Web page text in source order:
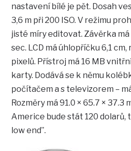
nastavení bílé je pět. Dosah
3,6 m při 200 ISO. V režimu
jisté míry editovat. Závěrka má
sec. LCD má úhlopříčku 6,1
pixelů. Přístroj má 16 MB
karty. Dodává se k němu
počítačem a s televizorem –
Rozměry má 91.0 × 65.7 × 37.3
Americe bude stát 120 dolarů,
low end”.